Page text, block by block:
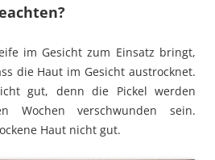
im Gesicht zum Einsatz bringt,
die Haut im Gesicht austrocknet.
gut, denn die Pickel werden
Wochen verschwunden sein.
Haut nicht gut.